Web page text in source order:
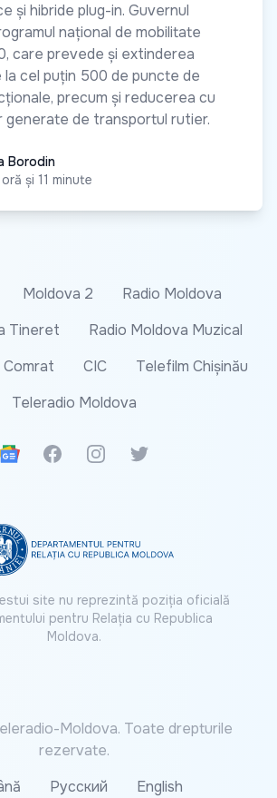
și hibride plug-in. Guvernul
național de mobilitate
care prevede și extinderea
la cel puțin 500 de puncte de
precum și reducerea cu
generate de transportul rutier.
Borodin
și 11 minute
Moldova 2
Radio Moldova
Tineret
Radio Moldova Muzical
Comrat
CIC
Telefilm Chișinău
Teleradio Moldova
News
FacebookInstagramTwitter
site nu reprezintă poziția oficială
pentru Relația cu Republica
Moldova.
Moldova. Toate drepturile
rezervate.
Русский English